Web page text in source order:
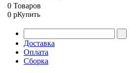
0 Товаров
0 pКупить
Доставка
Оплата
Сборка